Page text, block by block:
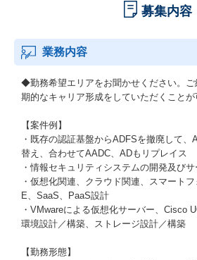
募集内容
業務内容
◆勤務希望エリアをお聞かせください。
期的なキャリア形成をしていただくことが
【案件例】
・既存の認証基盤からADFSを撤廃して、
替え、合わせてAADC、ADもリプレイス
・情報セキュリティシステムの開発及び
・仮想化関連、クラウド関連、スマート
E、SaaS、PaaS設計
・VMwareによる仮想化サーバー、Cisco
環境設計／構築、ストレージ設計／構築
【勤務形態】